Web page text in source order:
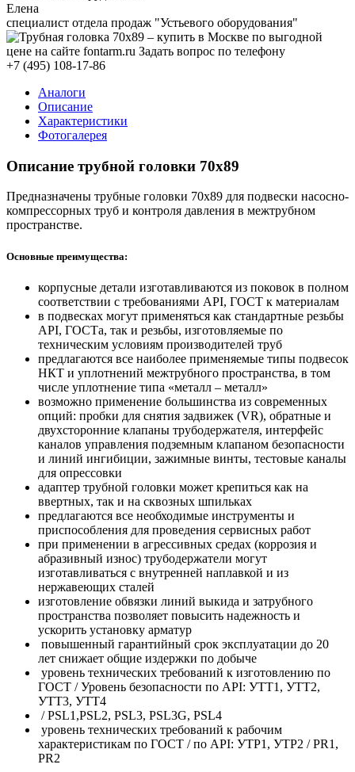
Елена
специалист отдела продаж "Устьевого оборудования"
+7 (495) 108-17-86
Аналоги
Описание
Характеристики
Фотогалерея
Описание трубной головки 70x89
Предназначены трубные головки 70x89 для подвески насосно-
компрессорных труб и контроля давления в межтрубном
пространстве.
Основные преимущества:
корпусные детали изготавливаются из поковок в полном
соответствии с требованиями API, ГОСТ к материалам
в подвесках могут применяться как стандартные резьбы
API, ГОСТа, так и резьбы, изготовляемые по
техническим условиям производителей труб
предлагаются все наиболее применяемые типы подвесок
НКТ и уплотнений межтрубного пространства, в том
числе уплотнение типа «металл – металл»
возможно применение большинства из современных
опций: пробки для снятия задвижек (VR), обратные и
двухсторонние клапаны трубодержателя, интерфейс
каналов управления подземным клапаном безопасности
и линий ингибиции, зажимные винты, тестовые каналы
для опрессовки
адаптер трубной головки может крепиться как на
ввертных, так и на сквозных шпильках
предлагаются все необходимые инструменты и
приспособления для проведения сервисных работ
при применении в агрессивных средах (коррозия и
абразивный износ) трубодержатели могут
изготавливаться с внутренней наплавкой и из
нержавеющих сталей
изготовление обвязки линий выкида и затрубного
пространства позволяет повысить надежность и
ускорить установку арматур
повышенный гарантийный срок эксплуатации до 20
лет снижает общие издержки по добыче
уровень технических требований к изготовлению по
ГОСТ / Уровень безопасности по API: УТТ1, УТТ2,
УТТ3, УТТ4
/ PSL1,PSL2, PSL3, PSL3G, PSL4
уровень технических требований к рабочим
характеристикам по ГОСТ / по API: УТР1, УТР2 / PR1,
PR2